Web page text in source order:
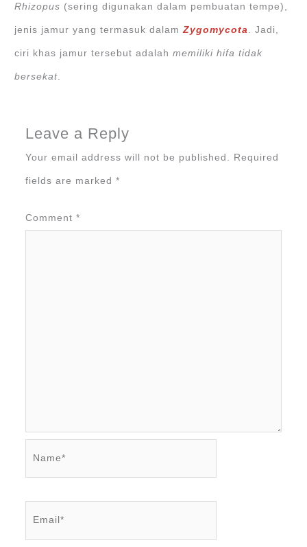
Rhizopus (sering digunakan dalam pembuatan tempe),
jenis jamur yang termasuk dalamZygomycota . Jadi,
ciri khas jamur tersebut adalahmemiliki hifa tidak
bersekat
Leave a Reply
Your email address will not be published. Required
fields are marked *
Comment *